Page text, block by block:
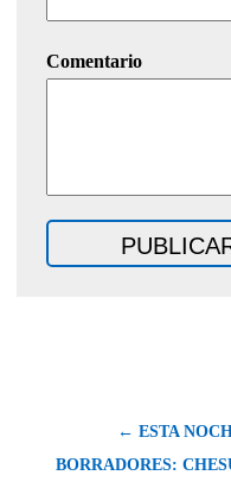
Comentario
← ESTA
BORRADORES: